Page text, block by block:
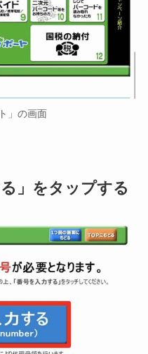
」の画面
る」をタップする